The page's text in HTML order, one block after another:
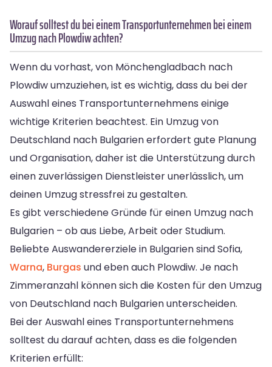
Worauf solltest du bei einem Transportunternehmen bei einem
Umzug nach Plowdiw achten?
Wenn du vorhast, von Mönchengladbach nach
Plowdiw umzuziehen, ist es wichtig, dass du bei der
Auswahl eines Transportunternehmens einige
wichtige Kriterien beachtest. Ein Umzug von
Deutschland nach Bulgarien erfordert gute Planung
und Organisation, daher ist die Unterstützung durch
einen zuverlässigen Dienstleister unerlässlich, um
deinen Umzug stressfrei zu gestalten.
Es gibt verschiedene Gründe für einen Umzug nach
Bulgarien – ob aus Liebe, Arbeit oder Studium.
Beliebte Auswandererziele in Bulgarien sind Sofia,
Warna, Burgas und eben auch Plowdiw. Je nach
Zimmeranzahl können sich die Kosten für den Umzug
von Deutschland nach Bulgarien unterscheiden.
Bei der Auswahl eines Transportunternehmens
solltest du darauf achten, dass es die folgenden
Kriterien erfüllt: